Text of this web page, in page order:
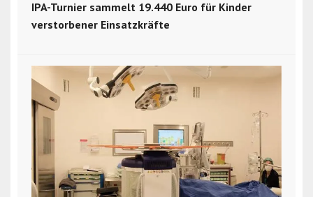
IPA-Turnier sammelt 19.440 Euro für Kinder
verstorbener Einsatzkräfte